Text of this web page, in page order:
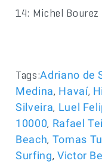
14: Michel Bourez
Tags:Adriano de
Medina, Havaí,
Silveira, Luel
10000, Rafael
Beach, Tomas
Surfing, Victor